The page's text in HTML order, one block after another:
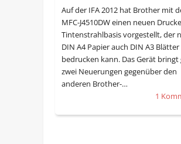
Auf der IFA 2012 hat Brother mit
MFC-J4510DW einen neuen
Tintenstrahlbasis vorgestellt, der
DIN A4 Papier auch DIN A3 Blätter
bedrucken kann. Das Gerät bringt
zwei Neuerungen gegenüber den
anderen Brother-…
1